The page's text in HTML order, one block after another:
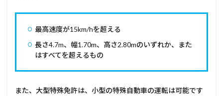
最高速度が15km/hを超える
長さ4.7m、幅1.70m、高さ2.80mのいずれか、また
はすべてを超えるもの
また、大型特殊免許は、小型の特殊自動車の運転は可能です